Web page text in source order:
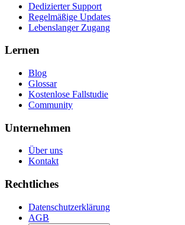
Dedizierter Support
Regelmäßige Updates
Lebenslanger Zugang
Lernen
Blog
Glossar
Kostenlose Fallstudie
Community
Unternehmen
Über uns
Kontakt
Rechtliches
Datenschutzerklärung
AGB